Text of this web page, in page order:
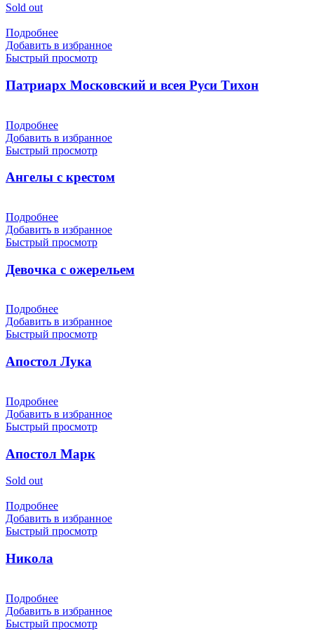
Sold out
Подробнее
Добавить в избранное
Быстрый просмотр
Патриарх Московский и всея Руси Тихон
Подробнее
Добавить в избранное
Быстрый просмотр
Ангелы с крестом
Подробнее
Добавить в избранное
Быстрый просмотр
Девочка с ожерельем
Подробнее
Добавить в избранное
Быстрый просмотр
Апостол Лука
Подробнее
Добавить в избранное
Быстрый просмотр
Апостол Марк
Sold out
Подробнее
Добавить в избранное
Быстрый просмотр
Никола
Подробнее
Добавить в избранное
Быстрый просмотр